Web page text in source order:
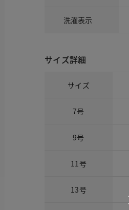
洗濯表示
サイズ詳細
サイズ
7号
9号
11号
13号